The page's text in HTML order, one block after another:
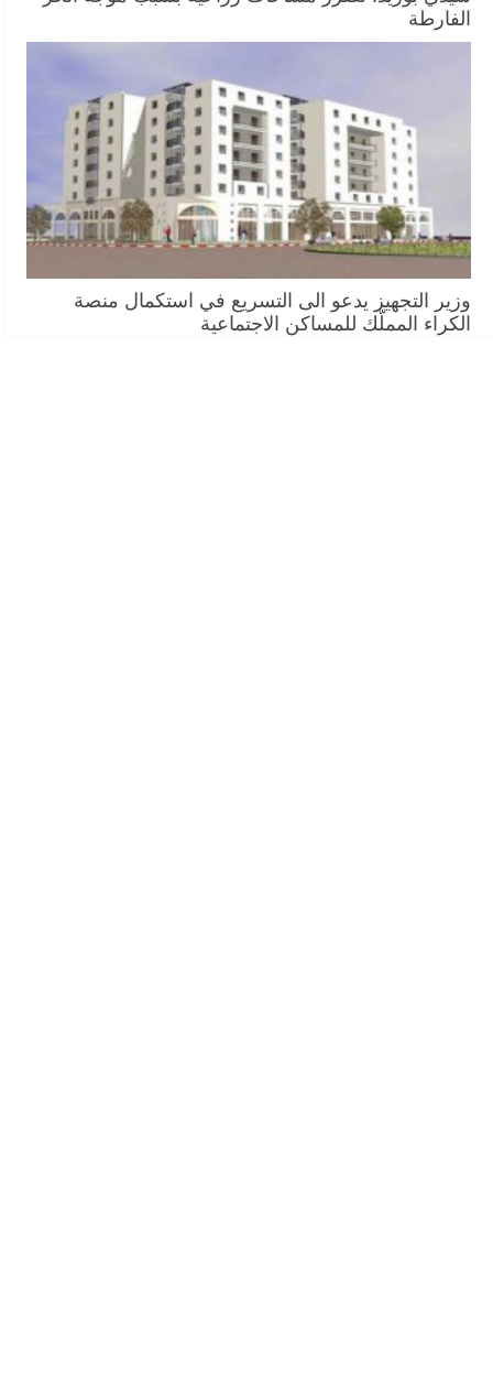
الفارطة
وزير التجهيز يدعو الى التسريع في استكمال منصة
الكراء المملّك للمساكن الاجتماعية